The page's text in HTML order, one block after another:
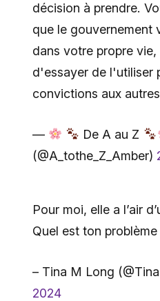
décision à prendre.
que le gouvernement
dans votre propre vie,
d'essayer de l'utiliser
convictions aux
—
De A au Z
(@A_tothe_Z_Amber)
Pour moi, elle a l’air
Quel est ton
– Tina M Long
2024